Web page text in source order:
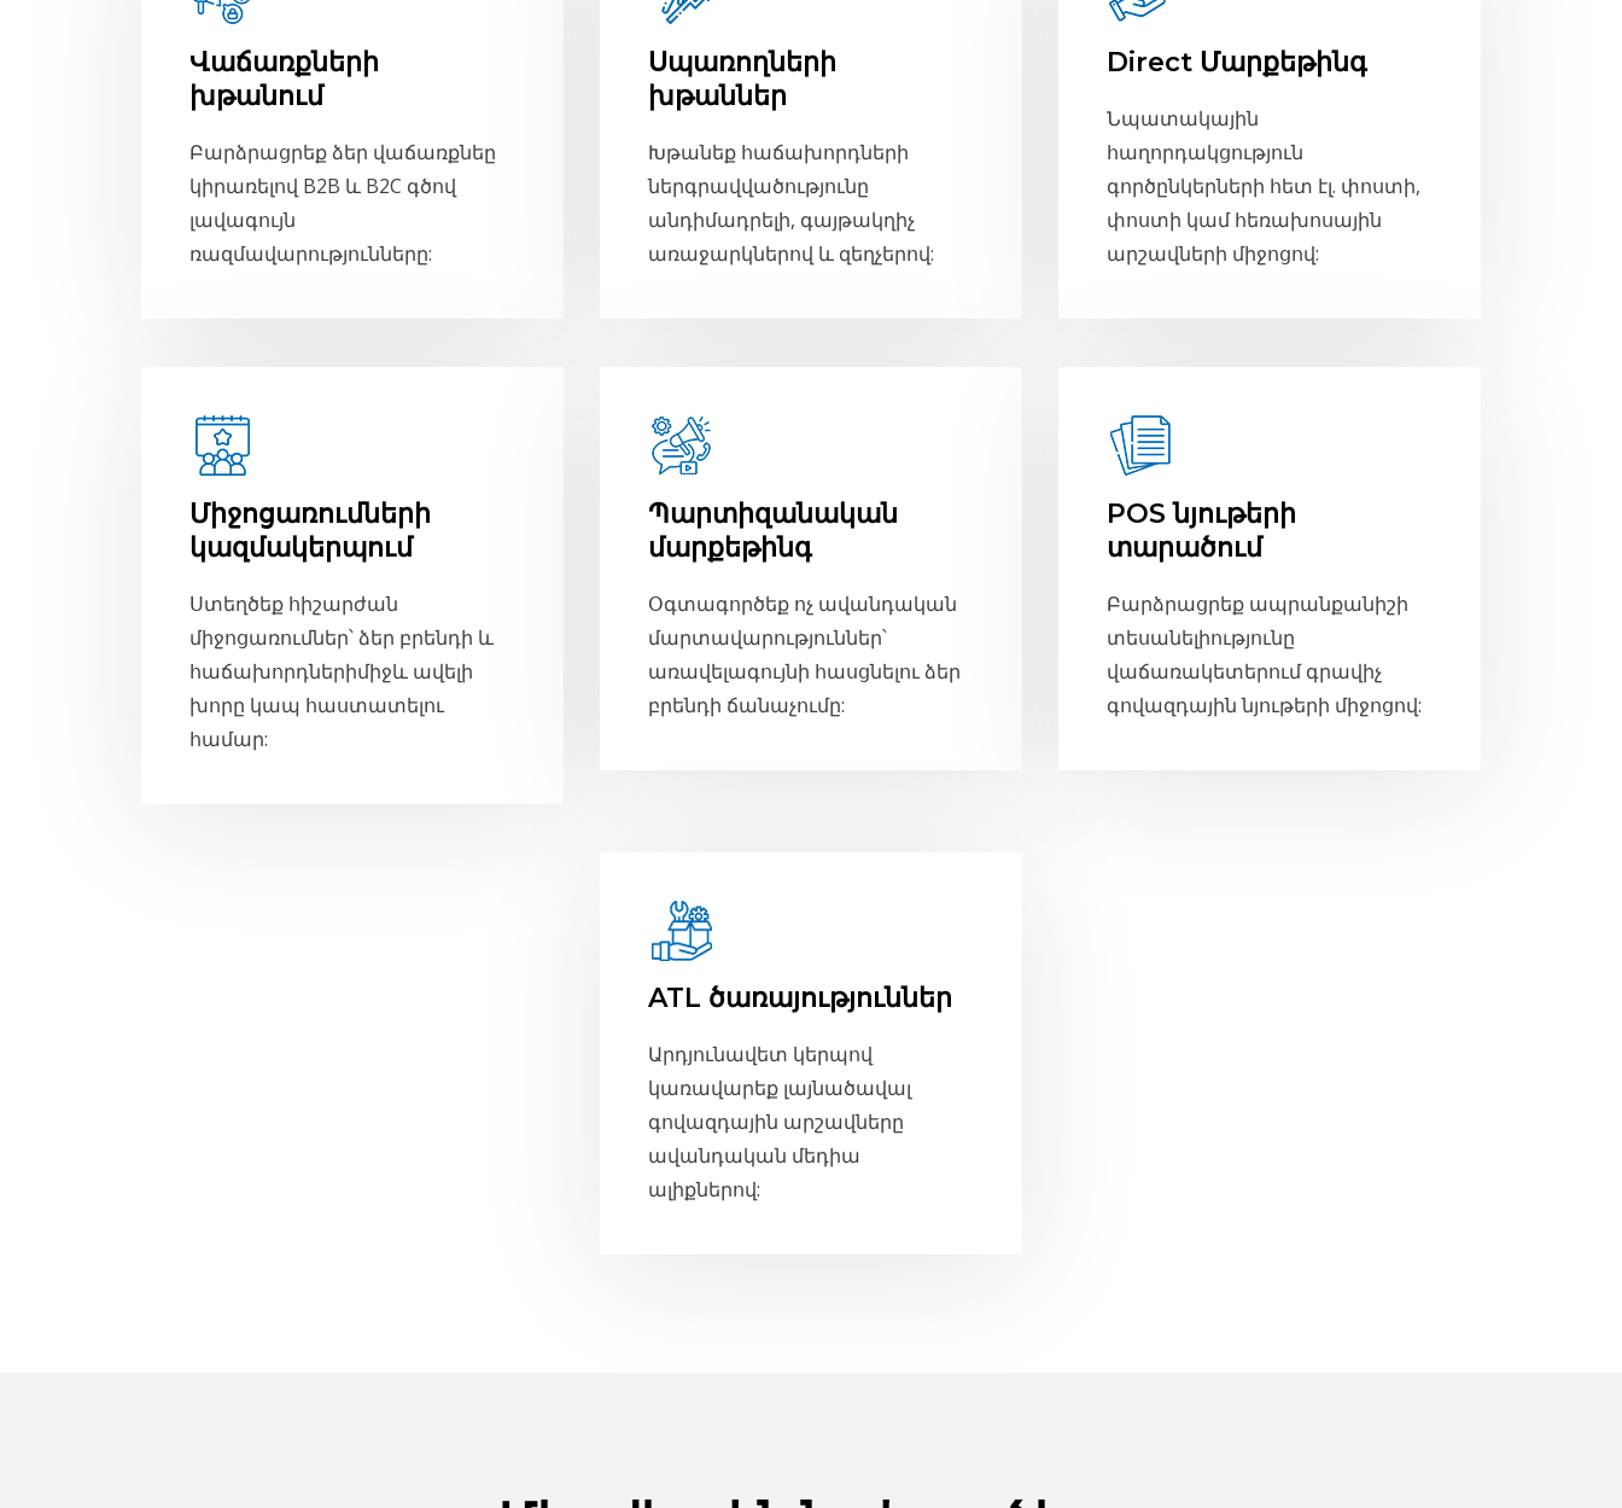
Վաճառքների
խթանում
Բարձրացրեք ձեր վաճառքնեը
կիրառելով B2B և B2C գծով
լավագույն
ռազմավարությունները:
Սպառողների
խթաններ
Խթանեք հաճախորդների
ներգրավվածությունը
անդիմադրելի, գայթակղիչ
առաջարկներով և զեղչերով:
Direct Մարքեթինգ
Նպատակային
հաղորդակցություն
գործընկերների հետ էլ. փոստի,
փոստի կամ հեռախոսային
արշավների միջոցով:
Միջոցառումների
կազմակերպում
Ստեղծեք հիշարժան
միջոցառումներ՝ ձեր բրենդի և
հաճախորդներիմիջև ավելի
խորը կապ հաստատելու
համար:
Պարտիզանական
մարքեթինգ
Օգտագործեք ոչ ավանդական
մարտավարություններ՝
առավելագույնի հասցնելու ձեր
բրենդի ճանաչումը:
POS նյութերի
տարածում
Բարձրացրեք ապրանքանիշի
տեսանելիությունը
վաճառակետերում գրավիչ
գովազդային նյութերի միջոցով:
ATL ծառայություններ
Արդյունավետ կերպով
կառավարեք լայնածավալ
գովազդային արշավները
ավանդական մեդիա
ալիքներով: